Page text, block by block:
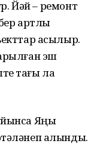
Йәй – ремонт
артлы
асылыр.
эш
тағы ла
Яңы
алынды.